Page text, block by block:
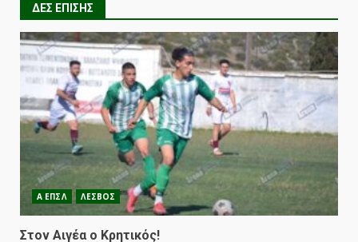
ΔΕΣ ΕΠΙΣΗΣ
Α ΕΠΣΛ ΛΕΣΒΟΣ
Στον Αιγέα ο Κρητικός!